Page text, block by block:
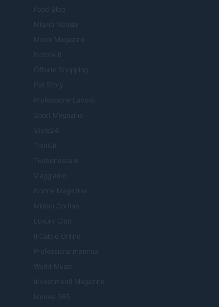
Food Blog
Milano Notizie
Motor Magazine
Notizie.it
Offerte Shopping
Pet Story
Professione Lavoro
Sport Magazine
Style24
Think.it
Tuobenessere
Viaggiamo
Nonne Magazine
Milano Cortina
Luxury Club
Il Calcio Online
Professione mamma
World Music
Investimenti Magazine
Money 365